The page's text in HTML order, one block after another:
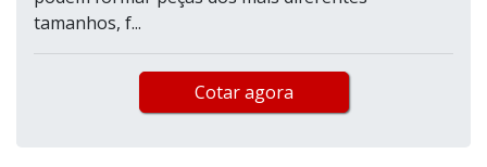
tamanhos, f...
Cotar agora